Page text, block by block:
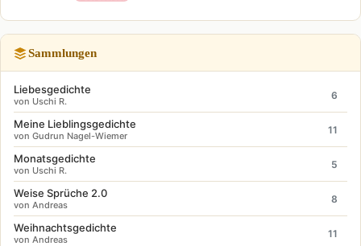
Sammlungen
Liebesgedichte
von Uschi R.
6
Meine Lieblingsgedichte
von Gudrun Nagel-Wiemer
11
Monatsgedichte
von Uschi R.
5
Weise Sprüche 2.0
von Andreas
8
Weihnachtsgedichte
von Andreas
11